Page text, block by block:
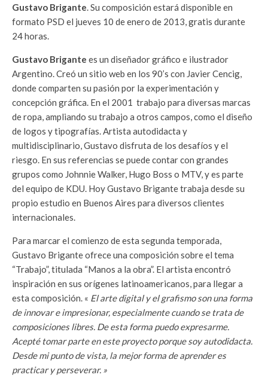
Gustavo Brigante. Su composición estará disponible en
formato PSD el jueves 10 de enero de 2013, gratis durante
24 horas.
Gustavo Brigante es un diseñador gráfico e ilustrador
Argentino. Creó un sitio web en los 90’s con Javier Cencig,
donde comparten su pasión por la experimentación y
concepción gráfica. En el 2001 trabajo para diversas marcas
de ropa, ampliando su trabajo a otros campos, como el diseño
de logos y tipografías. Artista autodidacta y
multidisciplinario, Gustavo disfruta de los desafíos y el
riesgo. En sus referencias se puede contar con grandes
grupos como Johnnie Walker, Hugo Boss o MTV, y es parte
del equipo de KDU. Hoy Gustavo Brigante trabaja desde su
propio estudio en Buenos Aires para diversos clientes
internacionales.
Para marcar el comienzo de esta segunda temporada,
Gustavo Brigante ofrece una composición sobre el tema
“Trabajo”, titulada “Manos a la obra”. El artista encontró
inspiración en sus orígenes latinoamericanos, para llegar a
esta composición. « El arte digital y el grafismo son una forma
de innovar e impresionar, especialmente cuando se trata de
composiciones libres. De esta forma puedo expresarme.
Acepté tomar parte en este proyecto porque soy autodidacta.
Desde mi punto de vista, la mejor forma de aprender es
practicar y perseverar. »